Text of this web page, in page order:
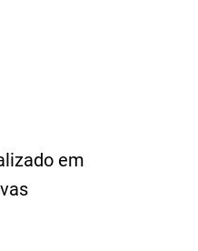
em